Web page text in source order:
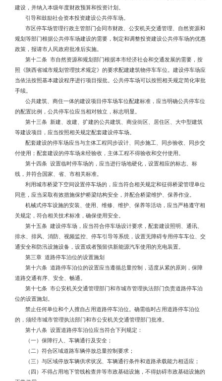
建设，并纳入本级年度财政预算和投资计划。
引导和鼓励社会资本投资建设公共停车场。
市区停车场管理行政主管部门会同市财政、公安机关交通管理、自然资源和
规划等部门根据公共停车场建设的需要，制定和调整投资建设公共停车场的优惠
政策，报请市人民政府批准后实施。
第十二条 市自然资源和规划部门根据本市经济社会和交通发展的需要，按
照《陕西省城市规划管理技术规定》的要求配建建筑物停车车位。建设停车场应
当依法按照基本建设程序进行项目报批。公共停车场可以按照相关规定简化审批
手续。
公共建筑、商住一体的建设项目停车场车位配建标准，应当明确公共停车位
的配置比例，公共停车位应当相对独立，标志明显。
第十三条 新建、改建、扩建的公共建筑、商业街区、居住区、大中型建筑
等建设项目，应当按照相关规定配套建设停车场。
配套建设的停车场应当与主体工程同步设计、同步施工、同步验收、同步交
付使用；配套建设的停车场未经验收，主体工程不得验收和交付使用。
第十四条 设置临时停车场的，应当进行场地硬化，设置相应的标志、标
线，并符合国家、省、市相关标准。
利用城市桥梁下空间设置停车场的，应当符合相关规定和征得桥梁管理单位
同意，应当采取有效措施保护桥梁结构安全，并配合桥梁维护、保养作业。
机械式停车设施的安装、使用、维修、维护、保养等活动，应当严格遵守相
关规定，符合相关技术标准，确保使用安全。
第十五条 建设停车场，应当符合停车场设计要求，配套建设照明、通讯、
排水、排风、消防、视频监控、停车引导等系统，设置无障碍专用停车车位、交
通安全和防汛设施设备，设置或者预留供新能源汽车使用的充电装置。
第三章 道路停车泊位的设置施划
第十六条 道路停车泊位的设置应当遵循总量控制，适度从紧的原则，保障
道路交通有序、安全、畅通。
第十七条 市公安机关交通管理部门和市城市管理执法部门负责道路停车泊
位的设置施划。
禁止任何单位和个人擅自占用道路停车泊位。确需临时占用道路停车泊位
的，须经市城市管理执法部门和市公安机关交通管理部门批准。
第十八条 设置道路停车泊位应当符合下列规定：
（一）保障行人、车辆通行及安全；
（二）符合区域道路车辆停放总量控制要求；
（三）与区域停放车辆供求状况、车辆通行条件和道路承载能力相适应；
（四）不得占用地下管线检查井等市政基础设施，不得妨碍市政基础设施的